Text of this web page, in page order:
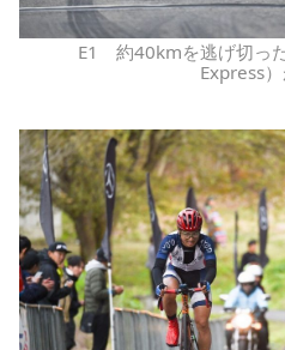
E1 約40kmを逃げ切っ
Express